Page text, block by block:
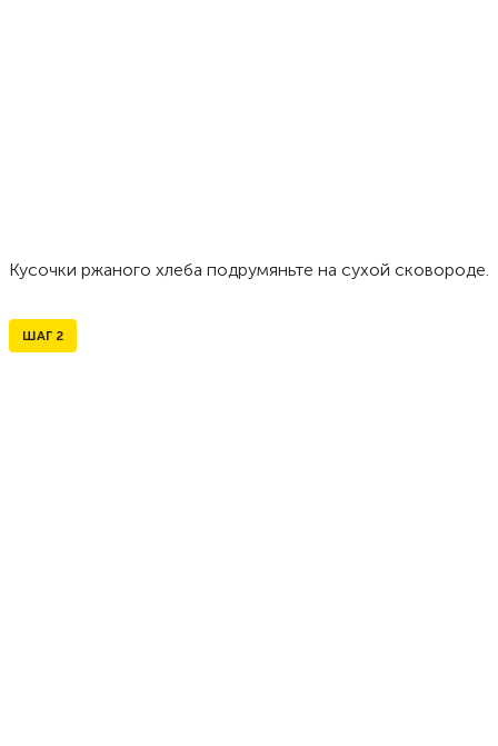
Кусочки ржаного хлеба подрумяньте на сухой сковороде.
ШАГ 2